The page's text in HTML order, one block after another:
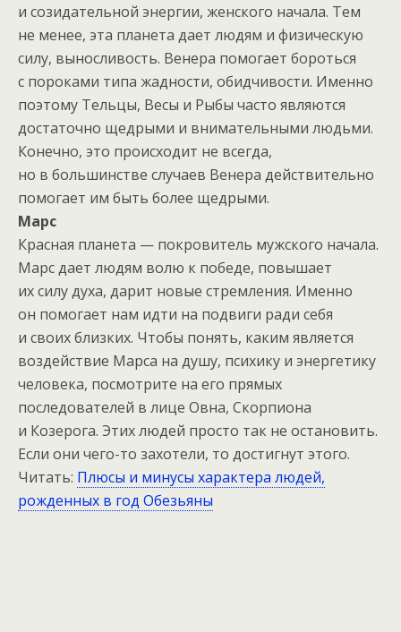
и созидательной энергии, женского начала. Тем
не менее, эта планета дает людям и физическую
силу, выносливость. Венера помогает бороться
с пороками типа жадности, обидчивости. Именно
поэтому Тельцы, Весы и Рыбы часто являются
достаточно щедрыми и внимательными людьми.
Конечно, это происходит не всегда,
но в большинстве случаев Венера действительно
помогает им быть более щедрыми.
Марс
Красная планета — покровитель мужского начала.
Марс дает людям волю к победе, повышает
их силу духа, дарит новые стремления. Именно
он помогает нам идти на подвиги ради себя
и своих близких. Чтобы понять, каким является
воздействие Марса на душу, психику и энергетику
человека, посмотрите на его прямых
последователей в лице Овна, Скорпиона
и Козерога. Этих людей просто так не остановить.
Если они чего-то захотели, то достигнут этого.
Читать: Плюсы и минусы характера людей,
рожденных в год Обезьяны